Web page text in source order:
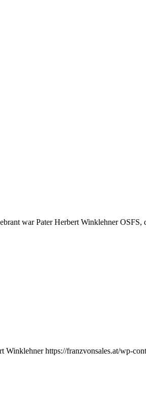
war Pater Herbert Winklehner OSFS,
Winklehner https://franzvonsales.at/wp-